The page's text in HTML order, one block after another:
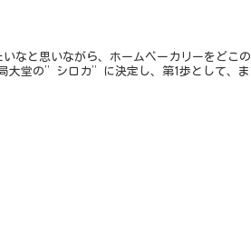
なと思いながら、ホームベーカリーをどこ
大堂の”シロカ”に決定し、第1歩として、